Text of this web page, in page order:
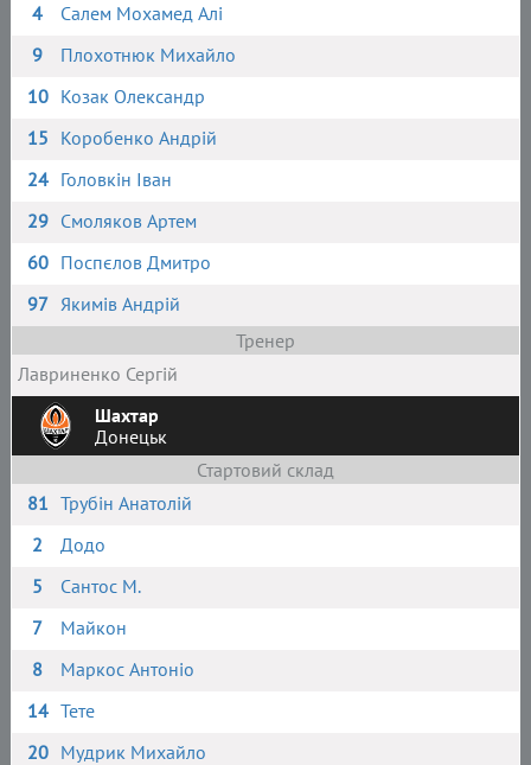
4
Салем Мохамед Алі
9
Плохотнюк Михайло
10 Козак Олександр
15 Коробенко Андрій
24 Головкін Іван
29 Смоляков Артем
60 Поспєлов Дмитро
97 Якимів Андрій
Тренер
Лавриненко Сергій
Шахтар
Донецьк
Стартовий склад
81 Трубін Анатолій
2
Додо
5
Сантос М.
7
Майкон
8
Маркос Антоніо
14 Тете
20 Мудрик Михайло